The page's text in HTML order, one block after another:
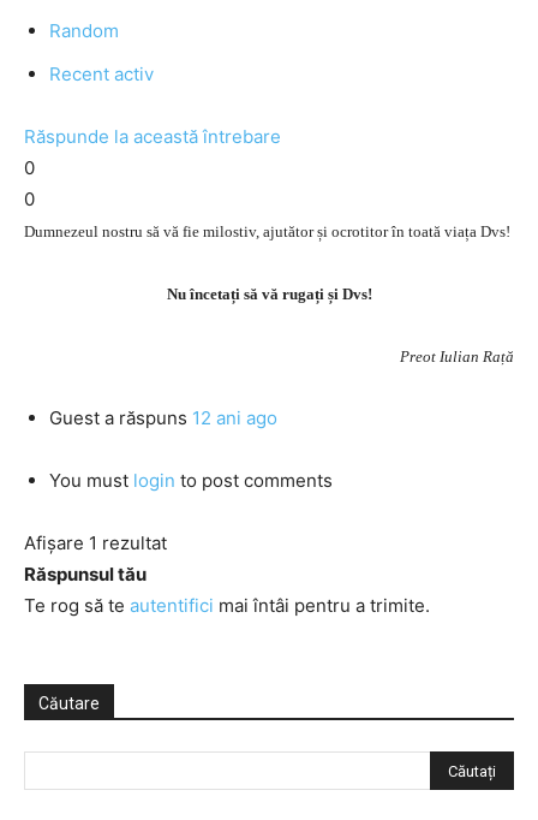
Random
Recent activ
Răspunde la această întrebare
0
0
Dumnezeul nostru să vă fie milostiv, ajutător și ocrotitor în toată viața Dvs!
Nu încetați să vă rugați și Dvs!
Preot Iulian Rață
Guest a răspuns 12 ani ago
You must login to post comments
Afișare 1 rezultat
Răspunsul tău
Te rog să te autentifici mai întâi pentru a trimite.
Căutare